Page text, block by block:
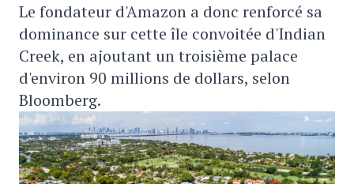
Le fondateur d'Amazon a donc renforcé sa
dominance sur cette île convoitée d'Indian
Creek, en ajoutant un troisième palace
d'environ 90 millions de dollars, selon
Bloomberg.